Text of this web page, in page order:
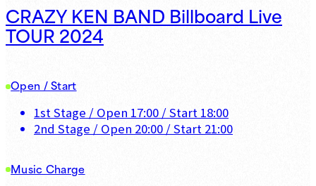
CRAZY KEN BAND Billboard Live
TOUR 2024
Open / Start
1st Stage / Open 17:00 / Start 18:00
2nd Stage / Open 20:00 / Start 21:00
Music Charge